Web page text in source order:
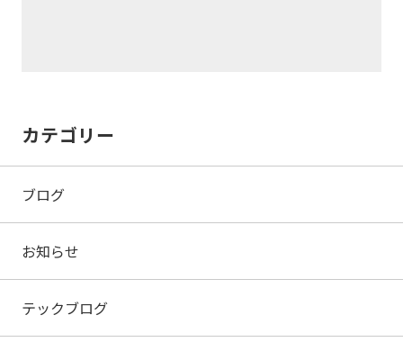
カテゴリー
ブログ
お知らせ
テックブログ